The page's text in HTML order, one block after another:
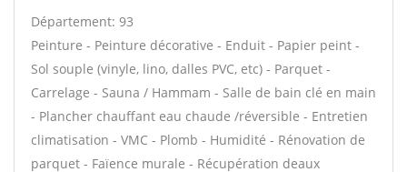
Département: 93
Peinture - Peinture décorative - Enduit - Papier peint -
Sol souple (vinyle, lino, dalles PVC, etc) - Parquet -
Carrelage - Sauna / Hammam - Salle de bain clé en main
- Plancher chauffant eau chaude /réversible - Entretien
climatisation - VMC - Plomb - Humidité - Rénovation de
parquet - Faïence murale - Récupération deaux